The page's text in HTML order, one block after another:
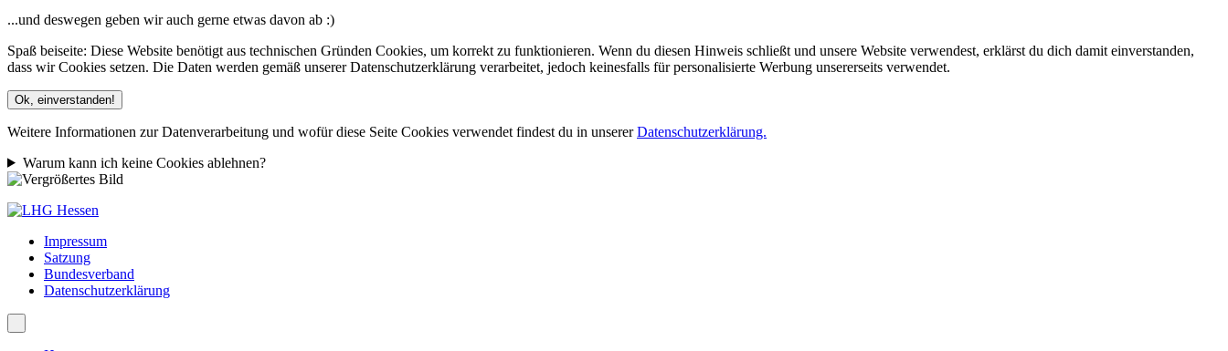
...und deswegen geben wir auch gerne etwas davon ab :)
Spaß beiseite: Diese Website benötigt aus technischen Gründen Cookies, um korrekt zu funktionieren. Wenn du diesen Hinweis schließt und unsere Website verwendest, erklärst du dich damit einverstanden,
dass wir Cookies setzen. Die Daten werden gemäß unserer Datenschutzerklärung verarbeitet, jedoch keinesfalls für personalisierte Werbung unsererseits verwendet.
Ok, einverstanden!
Weitere Informationen zur Datenverarbeitung und wofür diese Seite Cookies verwendet findest du in unsererDatenschutzerklärung.
Warum kann ich keine Cookies ablehnen?
Impressum
Satzung
Bundesverband
Datenschutzerklärung